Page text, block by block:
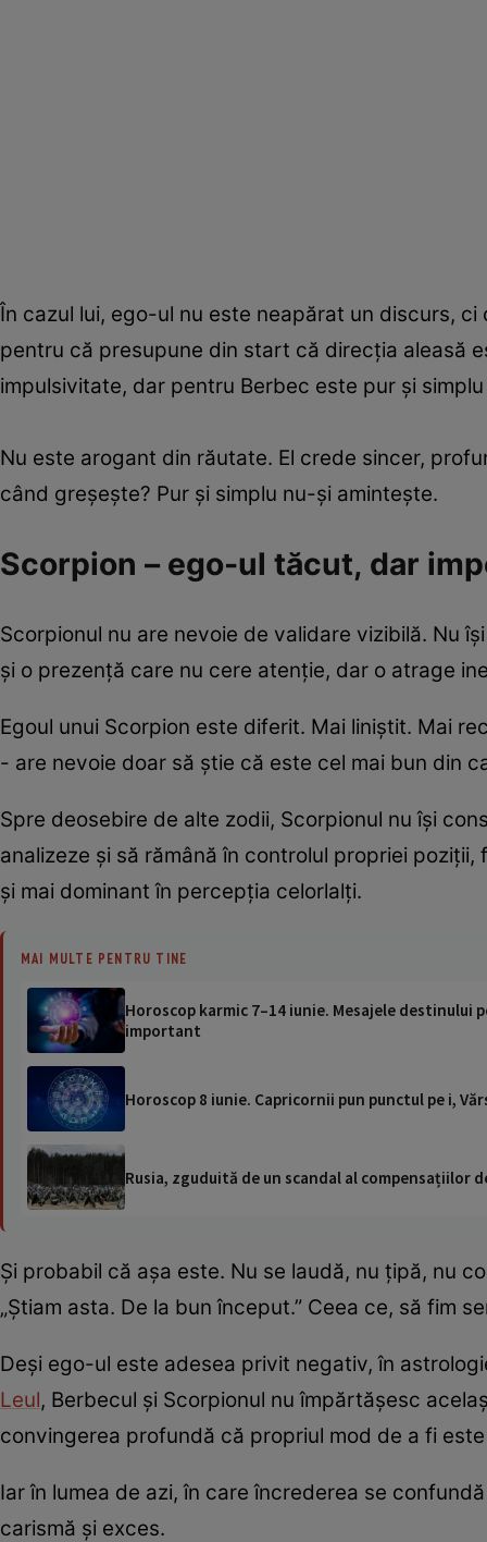
În cazul lui, ego-ul nu este neapărat un discurs,
pentru că presupune din start că direcția aleasă
impulsivitate, dar pentru Berbec este pur și
Nu este arogant din răutate. El crede sincer,
când greșește? Pur și simplu nu-și amintește.
Scorpion – ego-ul tăcut, dar
Scorpionul nu are nevoie de validare vizibilă. Nu
și o prezență care nu cere atenție, dar o atrage
Egoul unui Scorpion este diferit. Mai liniștit. Mai
- are nevoie doar să știe că este cel mai bun din
Spre deosebire de alte zodii, Scorpionul nu își
analizeze și să rămână în controlul propriei
și mai dominant în percepția celorlalți.
MAI MULTE PENTRU TINE
Horoscop karmic 7–14 iunie. Mesajele
important
Horoscop 8 iunie. Capricornii pun punctul pe i,
Rusia, zguduită de un scandal al
Și probabil că așa este. Nu se laudă, nu țipă, nu
„Știam asta. De la bun început.” Ceea ce, să fim
Deși ego-ul este adesea privit negativ, în
Leul, Berbecul și Scorpionul nu împărtășesc
convingerea profundă că propriul mod de a fi
Iar în lumea de azi, în care încrederea se
carismă și exces.